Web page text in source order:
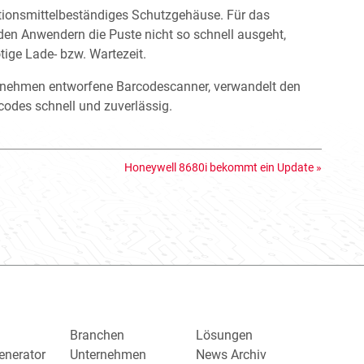
Schutzgehäuse. Für das
Anwendern die Puste nicht so schnell ausgeht,
Lade- bzw. Wartezeit.
entworfene Barcodescanner, verwandelt den
schnell und zuverlässig.
Honeywell 8680i bekommt ein Update »
Branchen
Lösungen
Unternehmen News Archiv